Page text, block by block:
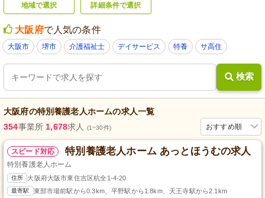
地域で選択 詳細条件で選択
大阪府で人気の条件
大阪市 堺市 介護福祉士 デイサービス 特養 サ高住
検索
大阪府の特別養護老人ホームの求人一覧
おすすめ順
354事業所 1,678求人 (1~30件)
スピード対応 特別養護老人ホーム あっとほうむの求人
特別養護老人ホーム
住所 大阪府大阪市東住吉区杭全1-4-20
最寄駅 東部市場前駅から0.3km、平野駅から1.8km、天王寺駅から2.1km